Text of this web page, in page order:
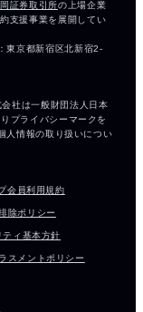
会員利用規約
除ポリシー
ィ基本方針
スメントポリシー